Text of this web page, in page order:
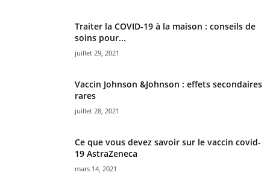
Traiter la COVID-19 à la maison : conseils de
soins pour...
juillet 29, 2021
Vaccin Johnson &Johnson : effets secondaires
rares
juillet 28, 2021
Ce que vous devez savoir sur le vaccin covid-
19 AstraZeneca
mars 14, 2021